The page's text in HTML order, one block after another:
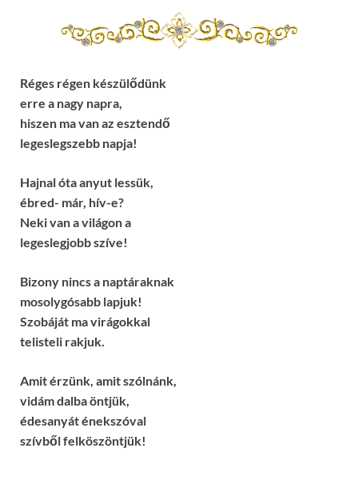
Réges régen készülődünk
erre a nagy napra,
hiszen ma van az esztendő
legeslegszebb napja!
Hajnal óta anyut lessük,
ébred- már, hív-e?
Neki van a világon a
legeslegjobb szíve!
Bizony nincs a naptáraknak
mosolygósabb lapjuk!
Szobáját ma virágokkal
telisteli rakjuk.
Amit érzünk, amit szólnánk,
vidám dalba öntjük,
édesanyát énekszóval
szívből felköszöntjük!